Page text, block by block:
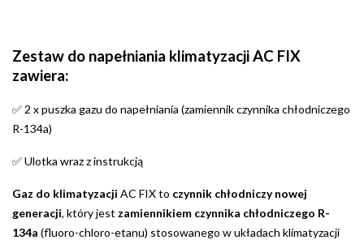
Zestaw do napełniania klimatyzacji AC FIX
zawiera:
✅ 2 x puszka gazu do napełniania (zamiennik czynnika chłodniczego
R-134a)
✅Ulotka wraz z instrukcją
Gaz do klimatyzacji AC FIX to czynnik chłodniczy nowej
generacji, który jest zamiennikiem czynnika chłodniczego R-
134a (fluoro-chloro-etanu) stosowanego w układach klimatyzacji